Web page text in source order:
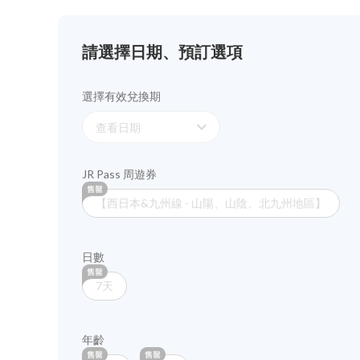
請選擇日期、預訂選項
選擇有效兌換期
查看日期 expand_more
JR Pass 周遊券
【西日本&九州線 - 山陽、山陰、北九州地區】
日數
7天
年齡